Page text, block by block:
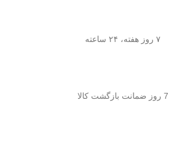
۷ روز هفته، ۲۴ ساعته
7 روز ضمانت بازگشت کالا